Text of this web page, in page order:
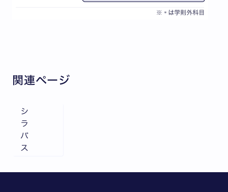
関連ページ
シ
ラ
バ
ス